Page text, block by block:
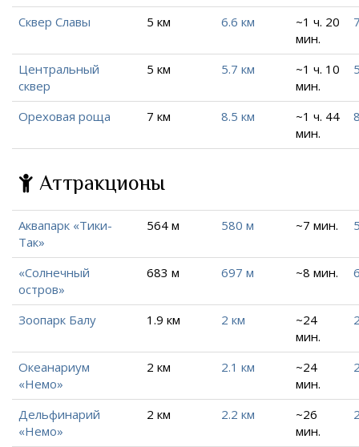
Сквер Славы 5 км 6.6 км
~1 ч. 20
мин.
Центральный
сквер
5 км 5.7 км
~1 ч. 10
мин.
Ореховая роща 7 км 8.5 км
~1 ч. 44
мин.
Аттракционы
Аквапарк «Тики-
Так»
564 м 580 м ~7 мин.
«Солнечный
остров»
683 м 697 м ~8 мин.
Зоопарк Балу 1.9 км 2 км
~24
мин.
Океанариум
«Немо»
2 км 2.1 км
~24
мин.
Дельфинарий
«Немо»
2 км 2.2 км
~26
мин.